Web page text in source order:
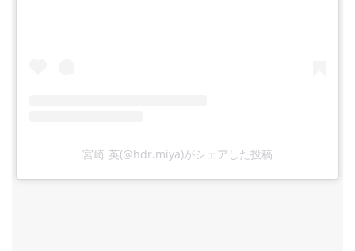
宮崎 英(@hdr.miya)がシェアした投稿